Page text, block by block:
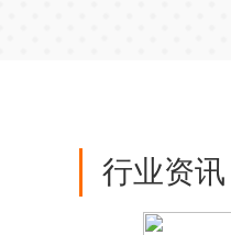
行业资讯